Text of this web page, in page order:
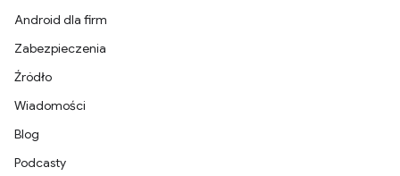
Android dla firm
Zabezpieczenia
Źródło
Wiadomości
Blog
Podcasty